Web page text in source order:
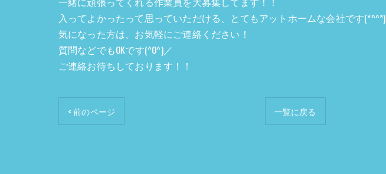
入ってよかったって思っていただける、とてもアットホームな会社です(*^^*)
気になった方は、お気軽にご連絡ください！
質問などでもOKです(^O^)／
ご連絡お待ちしております！！
< 前のページ 一覧に戻る